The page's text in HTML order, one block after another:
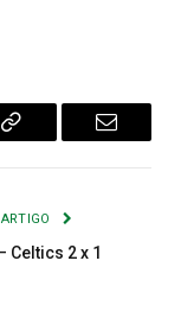
Copiar
E-
Celtics 2 x 1